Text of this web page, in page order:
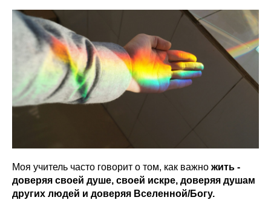
Моя учитель часто говорит о том, как важно жить -
доверяя своей душе, своей искре, доверяя душам
других людей и доверяя Вселенной/Богу.